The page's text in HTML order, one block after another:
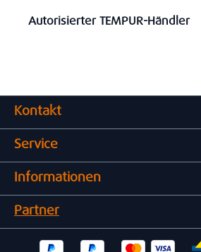
Autorisierter TEMPUR-Händler
Kontakt
Service
Informationen
Partner